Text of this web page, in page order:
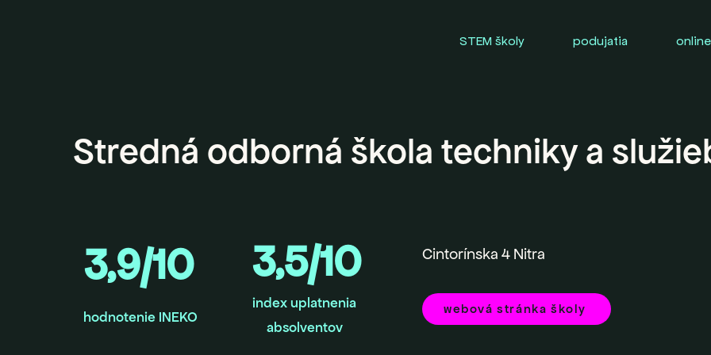
STEM školy podujatia
Stredná odborná škola techniky a
3,9/10
hodnotenie INEKO
3,5/10
index uplatnenia
absolventov
Cintorínska 4 Nitra
webová stránka školy